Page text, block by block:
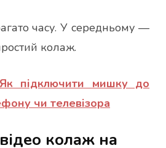
часу. У середньому —
колаж.
Як підключити мишку до
чи телевізора
колаж на